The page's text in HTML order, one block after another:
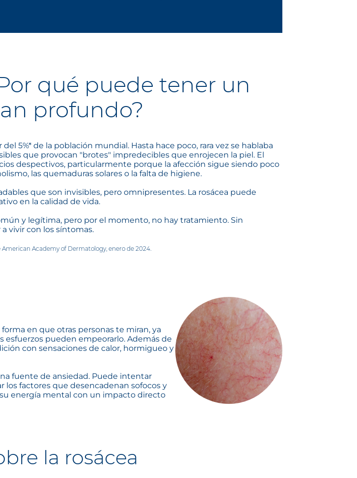
qué puede tener un
profundo?
5%* de la población mundial. Hasta hace poco, rara vez se hablaba
que provocan "brotes" impredecibles que enrojecen la piel. El
despectivos, particularmente porque la afección sigue siendo poco
las quemaduras solares o la falta de higiene.
que son invisibles, pero omnipresentes. La rosácea puede
en la calidad de vida.
y legítima, pero por el momento, no hay tratamiento. Sin
vivir con los síntomas.
Academy of Dermatology, enero de 2024.
en que otras personas te miran, ya
pueden empeorarlo. Además de
con sensaciones de calor, hormigueo y
fuente de ansiedad. Puede intentar
los factores que desencadenan sofocos y
energía mental con un impacto directo
la rosácea